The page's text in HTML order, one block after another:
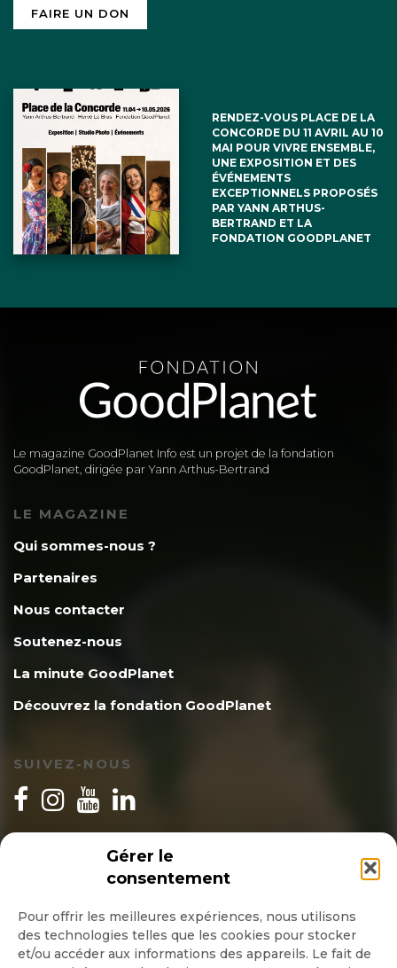
Gérer le
consentement
Pour offrir les meilleures expériences, nous utilisons
des technologies telles que les cookies pour stocker
et/ou accéder aux informations des appareils. Le fait de
FAIRE UN DON
RENDEZ-VOUS PLACE DE LA
CONCORDE DU 11 AVRIL AU 10
MAI POUR VIVRE ENSEMBLE,
UNE EXPOSITION ET DES
ÉVÉNEMENTS
EXCEPTIONNELS PROPOSÉS
PAR YANN ARTHUS-
BERTRAND ET LA
FONDATION GOODPLANET
Le magazine GoodPlanet Info est un projet de la fondation
GoodPlanet, dirigée par Yann Arthus-Bertrand
LE MAGAZINE
Qui sommes-nous ?
Partenaires
Nous contacter
Soutenez-nous
La minute GoodPlanet
Découvrez la fondation GoodPlanet
SUIVEZ-NOUS
INSCRIPTION NEWSLETTER
Quotidienne